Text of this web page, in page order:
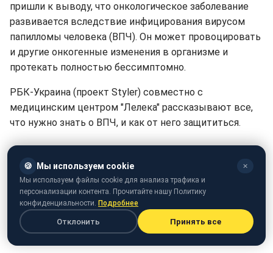
пришли к выводу, что онкологическое заболевание
развивается вследствие инфицирования вирусом
папилломы человека (ВПЧ). Он может провоцировать
и другие онкогенные изменения в организме и
протекать полностью бессимптомно.
РБК-Украина (проект Styler) совместно с
медицинским центром "Лелека" рассказывают все,
что нужно знать о ВПЧ, и как от него защититься.
🍪 Мы используем cookie ✕
Мы используем файлы cookie для анализа трафика и
персонализации контента. Прочитайте нашу Политику
конфиденциальности. Подробнее
Отклонить Принять все